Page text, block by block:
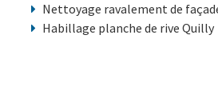
Nettoyage ravalement de
Habillage planche de rive Quilly